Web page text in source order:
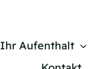
Ihr Aufenthalt